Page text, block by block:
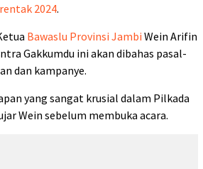
2024.
Bawaslu Provinsi Jambi Wein Arifin
Gakkumdu ini akan dibahas pasal-
dan kampanye.
yang sangat krusial dalam Pilkada
Wein sebelum membuka acara.